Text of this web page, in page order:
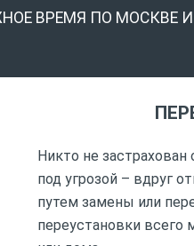
ВРЕМЯ ПО МОСКВЕ
Никто не застрахован
под угрозой – вдруг
путем замены или
переустановки